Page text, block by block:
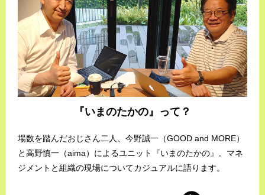
『いまのたかの』って？
場数を踏んだおじさん二人、今野誠一（GOOD and MORE）
と高野慎一（aima）によるユニット『いまのたかの』。マネ
ジメントと組織の現場についてカジュアルに語ります。